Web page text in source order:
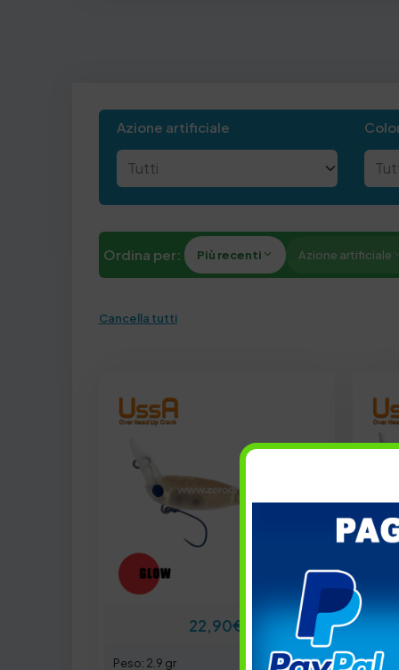
Azione artificiale
Ordina per: Più recenti Azione artificiale
Cancella tutti
22,90€
Peso: 2.9 gr